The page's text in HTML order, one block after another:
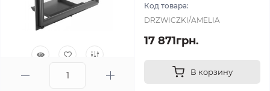
Код товара:
DRZWICZKI/AMELIA
17 871грн.
В корзину